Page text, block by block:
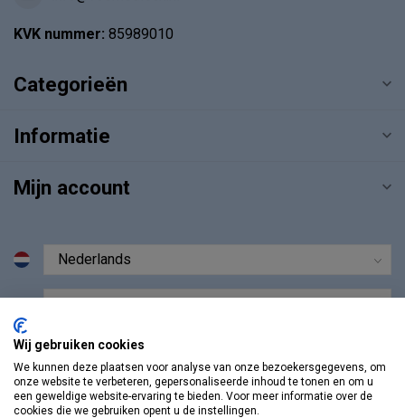
KVK nummer: 85989010
Categorieën
Informatie
Mijn account
Wij gebruiken cookies
We kunnen deze plaatsen voor analyse van onze bezoekersgegevens, om
onze website te verbeteren, gepersonaliseerde inhoud te tonen en om u
een geweldige website-ervaring te bieden. Voor meer informatie over de
cookies die we gebruiken opent u de instellingen.